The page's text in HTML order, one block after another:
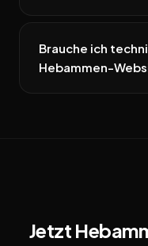
Brauche ich
Hebammen-
Jetzt